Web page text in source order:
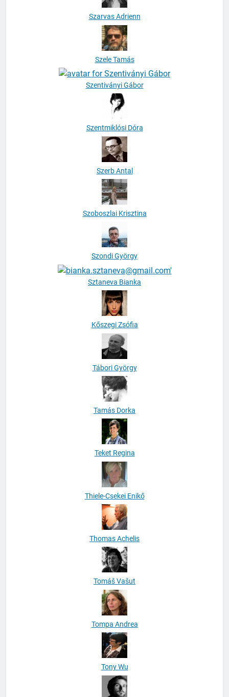
Szarvas Adrienn
Szele Tamás
Szentiványi Gábor
Szentmiklósi Dóra
Szerb Antal
Szoboszlai Krisztina
Szondi György
Sztaneva Bianka
Kőszegi Zsófia
Tábori György
Tamás Dorka
Teket Regina
Thiele-Csekei Enikő
Thomas Achelis
Tomáš Vašut
Tompa Andrea
Tony Wu